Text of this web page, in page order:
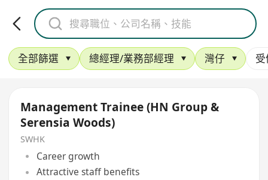
全部篩選 總經理/業務部經理 灣仔
Management Trainee (HN Group &
Serensia Woods)
SWHK
Career growth
Attractive staff benefits